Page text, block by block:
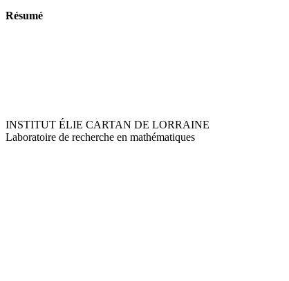
Résumé
INSTITUT ÉLIE CARTAN DE LORRAINE
Laboratoire de recherche en mathématiques